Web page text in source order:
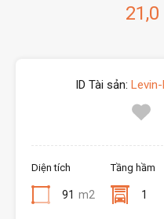
ID Tài sản:
Diện tích
91 m2
Tầng hầm
1